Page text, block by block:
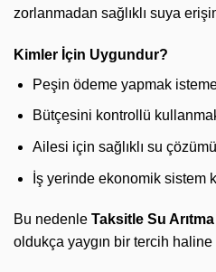
zorlanmadan sağlıklı suya
Kimler İçin Uygundur?
Peşin ödeme yapmak
Bütçesini kontrollü
Ailesi için sağlıklı su
İş yerinde ekonomik sistem
Bu nedenle Taksitle Su Arıtma
oldukça yaygın bir tercih haline